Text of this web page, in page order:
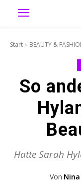
Start BEAUTY &
So
Hatte Sarah
Von